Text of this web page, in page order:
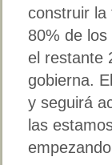
construir la
80% de
el restante
gobierna.
y seguirá
las